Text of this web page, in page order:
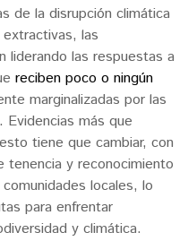
de la disrupción climática
las
liderando las respuestas a
reciben poco o ningún
marginalizadas por las
más que
tiene que cambiar, con
tenencia y reconocimiento
locales, lo
para enfrentar
y climática.